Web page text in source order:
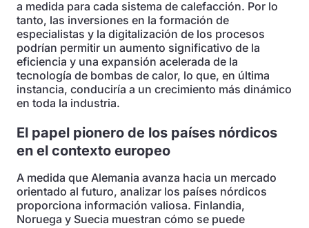
a medida para cada sistema de calefacción. Por lo
tanto, las inversiones en la formación de
especialistas y la digitalización de los procesos
podrían permitir un aumento significativo de la
eficiencia y una expansión acelerada de la
tecnología de bombas de calor, lo que, en última
instancia, conduciría a un crecimiento más dinámico
en toda la industria.
El papel pionero de los países nórdicos
en el contexto europeo
A medida que Alemania avanza hacia un mercado
orientado al futuro, analizar los países nórdicos
proporciona información valiosa. Finlandia,
Noruega y Suecia muestran cómo se puede